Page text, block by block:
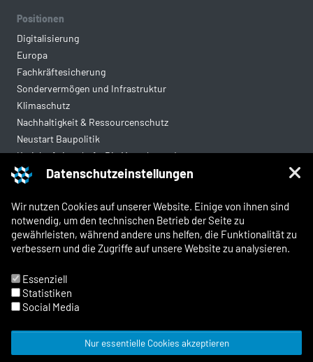
Datenschutzeinstellungen
Wir nutzen Cookies auf unserer Website. Einige von ihnen sind
notwendig, um den technischen Betrieb der Seite zu
gewährleisten, während andere uns helfen, die Funktionalität zu
verbessern und die Zugriffe auf unsere Website zu analysieren.
Essenziell
Statistiken
Social Media
Nur essentielle Cookies akzeptieren
Positionen
Digitalisierung
Europa
Fachkräftesicherung
Sondervermögen und Infrastruktur
Klimaschutz
Nachhaltigkeit & Ressourcenschutz
Neustart Baupolitik
Kreislaufwirtschaft: Die Mantelverordnung
Mittelstandsgerechte Vergabe
Rechtliches
Kontakt
Impressum
Datenschutz
Whistleblowing und Meldewege